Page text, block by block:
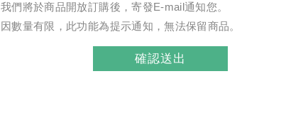
我們將於商品開放訂購後，寄發E-mail通知您。
因數量有限，此功能為提示通知，無法保留商品。
確認送出